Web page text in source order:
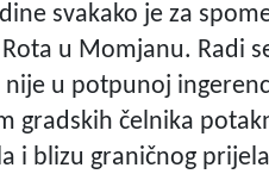
svakako je za
u Momjanu. Radi
u potpunoj
gradskih čelnika
i blizu graničnog